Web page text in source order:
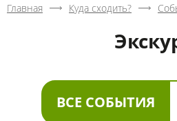
Главная Куда сходить?
ВСЕ СОБЫТИЯ